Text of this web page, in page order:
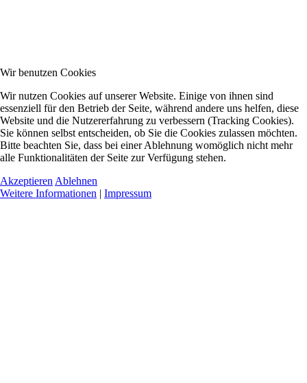
Wir benutzen Cookies
Wir nutzen Cookies auf unserer Website. Einige von ihnen sind
essenziell für den Betrieb der Seite, während andere uns helfen, diese
Website und die Nutzererfahrung zu verbessern (Tracking Cookies).
Sie können selbst entscheiden, ob Sie die Cookies zulassen möchten.
Bitte beachten Sie, dass bei einer Ablehnung womöglich nicht mehr
alle Funktionalitäten der Seite zur Verfügung stehen.
Akzeptieren Ablehnen
Weitere Informationen | Impressum